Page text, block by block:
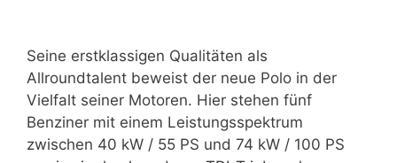
Seine erstklassigen Qualitäten als
Allroundtalent beweist der neue Polo in der
Vielfalt seiner Motoren. Hier stehen fünf
Benziner mit einem Leistungsspektrum
zwischen 40 kW / 55 PS und 74 kW / 100 PS